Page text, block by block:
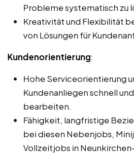
Probleme systematisch zu
Kreativität und Flexibilität
von Lösungen für
Kundenorientierung:
Hohe Serviceorientierung
Kundenanliegen schnell
bearbeiten.
Fähigkeit, langfristige
bei diesen Nebenjobs,
Vollzeitjobs in